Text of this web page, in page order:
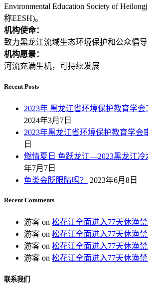
Environmental Education Society of
称EESH)。
机构使命：
致力黑龙江流域生态环境保护和公众倡导
机构愿景：
河流充满生机，可持续发展
Recent Posts
2023年 黑龙江省环境保护教育学
2024年3月7日
2023年黑龙江省环境保护教育学会
日
燃情夏日 鱼跃龙江—2023黑龙江冷
年7月7日
鱼类会眨眼睛吗？
2023年6月8日
Recent Comments
游客 on 松花江全面进入77天休渔
游客 on 松花江全面进入77天休渔
游客 on 松花江全面进入77天休渔
游客 on 松花江全面进入77天休渔
联系我们